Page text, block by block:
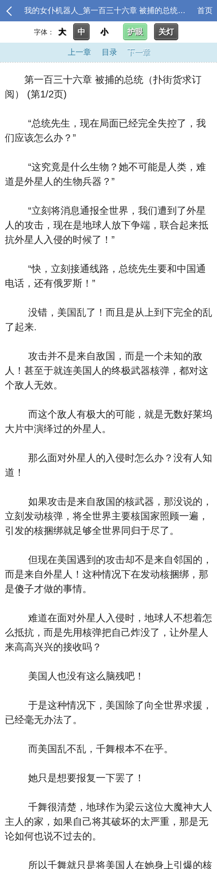
我的女仆机器人_第一百三十六章 被捕的总统（扑街货求订阅） 首页
字体： 大 中 小 护眼 关灯
上一章 目录 下一章
第一百三十六章 被捕的总统（扑街货求订
阅） (第1/2页)
“总统先生，现在局面已经完全失控了，我
们应该怎么办？”
“这究竟是什么生物？她不可能是人类，难
道是外星人的生物兵器？”
“立刻将消息通报全世界，我们遭到了外星
人的攻击，现在是地球人放下争端，联合起来抵
抗外星人入侵的时候了！”
“快，立刻接通线路，总统先生要和中国通
电话，还有俄罗斯！”
没错，美国乱了！而且是从上到下完全的乱
了起来.
攻击并不是来自敌国，而是一个未知的敌
人！甚至于就连美国人的终极武器核弹，都对这
个敌人无效。
而这个敌人有极大的可能，就是无数好莱坞
大片中演绎过的外星人。
那么面对外星人的入侵时怎么办？没有人知
道！
如果攻击是来自敌国的核武器，那没说的，
立刻发动核弹，将全世界主要核国家照顾一遍，
引发的核捆绑就足够全世界同归于尽了。
但现在美国遇到的攻击却不是来自邻国的，
而是来自外星人！这种情况下在发动核捆绑，那
是傻子才做的事情。
难道在面对外星人入侵时，地球人不想着怎
么抵抗，而是先用核弹把自己炸没了，让外星人
来高高兴兴的接收吗？
美国人也没有这么脑残吧！
于是这种情况下，美国除了向全世界求援，
已经毫无办法了。
而美国乱不乱，千舞根本不在乎。
她只是想要报复一下罢了！
千舞很清楚，地球作为梁云这位大魔神大人
主人的家，如果自己将其破坏的太严重，那是无
论如何也说不过去的。
所以千舞就只是将美国人在她身上引爆的核